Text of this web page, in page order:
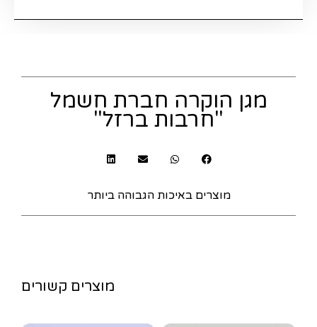
מגן הוקרה חברת חשמל
"חרבות ברזל"
מוצרים באיכות הגבוהה ביותר
מוצרים קשורים